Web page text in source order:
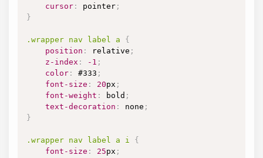
cursor : pointer ;
}
.wrapper nav label a
{
position : relative ;
z-index : -1 ;
color : #333 ;
font-size : 20px ;
font-weight : bold ;
text-decoration : none ;
}
.wrapper nav label a i
{
font-size : 25px ;